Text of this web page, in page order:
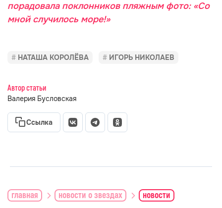
порадовала поклонников пляжным фото: «Со
мной случилось море!»
НАТАША КОРОЛЁВА ИГОРЬ НИКОЛАЕВ
Автор статьи
Валерия Бусловская
Ссылка
главная новости о звездах новости